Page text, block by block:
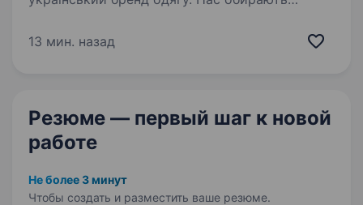
по всьому світу. Наш колектив — справжня
13 мин. назад
Резюме — первый шаг к новой
работе
Не более 3 минут
Чтобы создать и разместить ваше резюме.